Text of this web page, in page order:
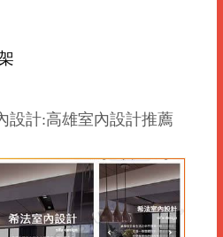
設計:高雄室內設計推薦